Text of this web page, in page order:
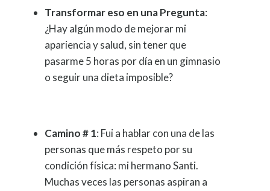
Transformar eso en una Pregunta:
¿Hay algún modo de mejorar mi
apariencia y salud, sin tener que
pasarme 5 horas por día en un gimnasio
o seguir una dieta imposible?
Camino # 1: Fui a hablar con una de las
personas que más respeto por su
condición física: mi hermano Santi.
Muchas veces las personas aspiran a